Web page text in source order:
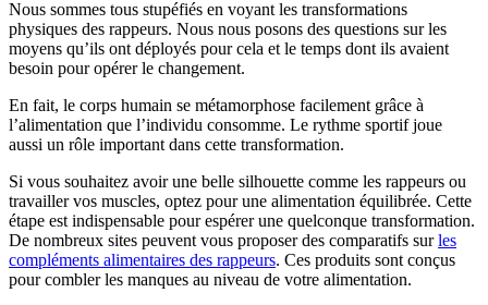
Nous sommes tous stupéfiés en voyant les transformations
physiques des rappeurs. Nous nous posons des questions sur les
moyens qu’ils ont déployés pour cela et le temps dont ils avaient
besoin pour opérer le changement.
En fait, le corps humain se métamorphose facilement grâce à
l’alimentation que l’individu consomme. Le rythme sportif joue
aussi un rôle important dans cette transformation.
Si vous souhaitez avoir une belle silhouette comme les rappeurs ou
travailler vos muscles, optez pour une alimentation équilibrée. Cette
étape est indispensable pour espérer une quelconque transformation.
De nombreux sites peuvent vous proposer des comparatifs surles
compléments alimentaires des rappeurs. Ces produits sont conçus
pour combler les manques au niveau de votre alimentation.